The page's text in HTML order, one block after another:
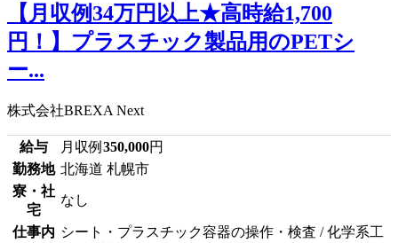
【月収例34万円以上★高時給1,700
円！】プラスチック製品用のPETシ
ー...
株式会社BREXA Next
給与 月収例 350,000円
勤務地 北海道 札幌市
寮・社
宅
なし
仕事内 シート・プラスチック容器の操作・検査 / 化学系工